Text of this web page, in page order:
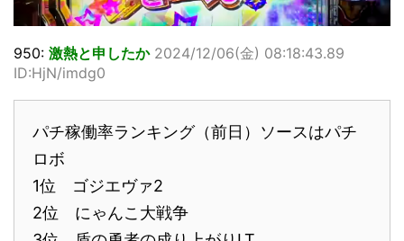
950: 激熱と申したか 2024/12/06(金) 08:18:43.89
ID:HjN/imdg0
パチ稼働率ランキング（前日）ソースはパチ
ロボ
1位 ゴジエヴァ2
2位 にゃんこ大戦争